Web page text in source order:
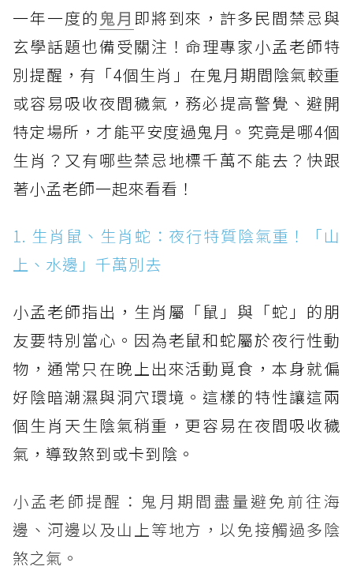
一年一度的鬼月 即將到來，許多民間禁忌與
玄學話題也備受關注！命理專家小孟老師特
別提醒，有「4個生肖」在鬼月期間陰氣較重
或容易吸收夜間穢氣，務必提高警覺、避開
特定場所，才能平安度過鬼月。究竟是哪4個
生肖？又有哪些禁忌地標千萬不能去？快跟
著小孟老師一起來看看！
1. 生肖鼠、生肖蛇：夜行特質陰氣重！「山
上、水邊」千萬別去
小孟老師指出，生肖屬「鼠」與「蛇」的朋
友要特別當心。因為老鼠和蛇屬於夜行性動
物，通常只在晚上出來活動覓食，本身就偏
好陰暗潮濕與洞穴環境。這樣的特性讓這兩
個生肖天生陰氣稍重，更容易在夜間吸收穢
氣，導致煞到或卡到陰。
小孟老師提醒：鬼月期間盡量避免前往海
邊、河邊以及山上等地方，以免接觸過多陰
煞之氣。